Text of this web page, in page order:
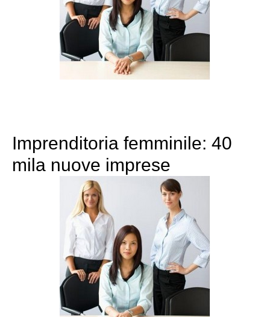
Imprenditoria femminile: 40
mila nuove imprese